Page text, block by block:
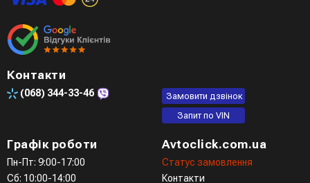
Контакти
(068) 344-33-46
Замовити дзвінок
Запит по VIN
Графік роботи
Пн-Пт: 9:00-17:00
Сб: 10:00-14:00
Avtoclick.com.ua
Статус замовлення
Контакти